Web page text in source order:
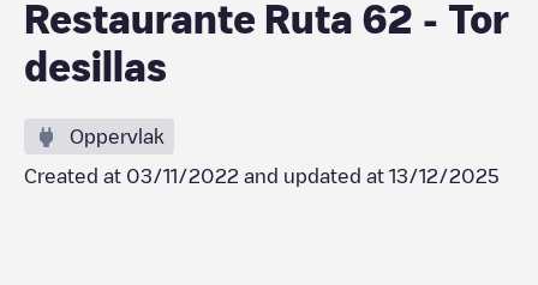
Restaurante Ruta 62 - Tor
desillas
Oppervlak
Created at 03/11/2022 and updated at 13/12/2025